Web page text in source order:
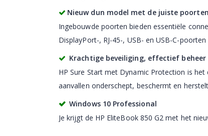
Nieuw dun model met de juiste poorten
Ingebouwde poorten bieden essentiële
DisplayPort-, RJ-45-, USB- en USB-C-
Krachtige beveiliging, effectief beheer
HP Sure Start met Dynamic Protection is
aanvallen onderschept, beschermt en
Windows 10 Professional
Je krijgt de HP EliteBook 850 G2 met het